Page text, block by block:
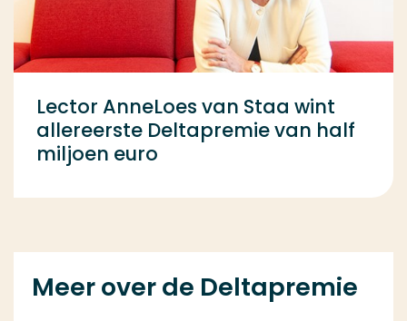
Lector AnneLoes van Staa wint
allereerste Deltapremie van half
miljoen euro
Meer over de Deltapremie